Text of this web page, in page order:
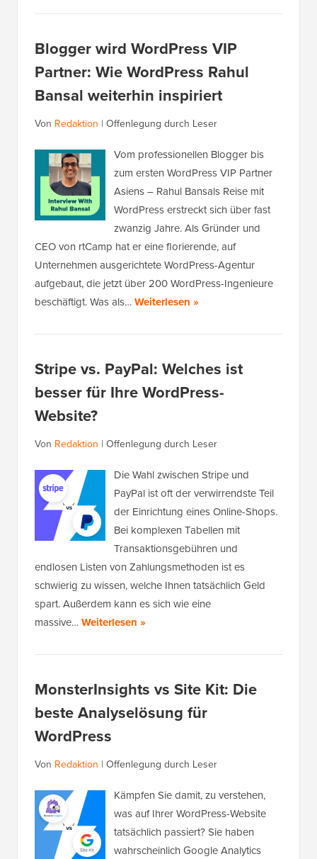
Blogger wird WordPress VIP
Partner: Wie WordPress Rahul
Bansal weiterhin inspiriert
Von Redaktion | Offenlegung durch Leser
Vom professionellen Blogger bis
zum ersten WordPress VIP Partner
Asiens – Rahul Bansals Reise mit
WordPress erstreckt sich über fast
zwanzig Jahre. Als Gründer und
CEO von rtCamp hat er eine florierende, auf
Unternehmen ausgerichtete WordPress-Agentur
aufgebaut, die jetzt über 200 WordPress-Ingenieure
beschäftigt. Was als…Weiterlesen »
Stripe vs. PayPal: Welches ist
besser für Ihre WordPress-
Website?
Von Redaktion | Offenlegung durch Leser
Die Wahl zwischen Stripe und
PayPal ist oft der verwirrendste Teil
der Einrichtung eines Online-Shops.
Bei komplexen Tabellen mit
Transaktionsgebühren und
endlosen Listen von Zahlungsmethoden ist es
schwierig zu wissen, welche Ihnen tatsächlich Geld
spart. Außerdem kann es sich wie eine
massive…Weiterlesen »
MonsterInsights vs Site Kit: Die
beste Analyselösung für
WordPress
Von Redaktion | Offenlegung durch Leser
Kämpfen Sie damit, zu verstehen,
was auf Ihrer WordPress-Website
tatsächlich passiert? Sie haben
wahrscheinlich Google Analytics